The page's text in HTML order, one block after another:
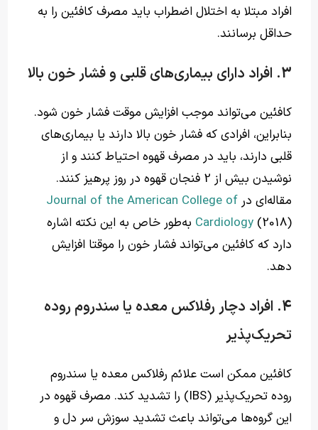
افراد مبتلا به اختلال اضطراب باید مصرف کافئین را به
حداقل برسانند.
3. افراد دارای بیماری‌های قلبی و فشار خون بالا
کافئین می‌تواند موجب افزایش موقت فشار خون شود.
بنابراین، افرادی که فشار خون بالا دارند یا بیماری‌های
قلبی دارند، باید در مصرف قهوه احتیاط کنند و از
نوشیدن بیش از 2 فنجان قهوه در روز پرهیز کنند.
مقاله‌ای درJournal of the American College of
Cardiology (2018) به‌طور خاص به این نکته اشاره
دارد که کافئین می‌تواند فشار خون را موقتا افزایش
دهد.
4. افراد دچار رفلاکس معده یا سندروم روده
تحریک‌پذیر
کافئین ممکن است علائم رفلاکس معده یا سندروم
روده تحریک‌پذیر (IBS) را تشدید کند. مصرف قهوه در
این گروه‌ها می‌تواند باعث تشدید سوزش سر دل و